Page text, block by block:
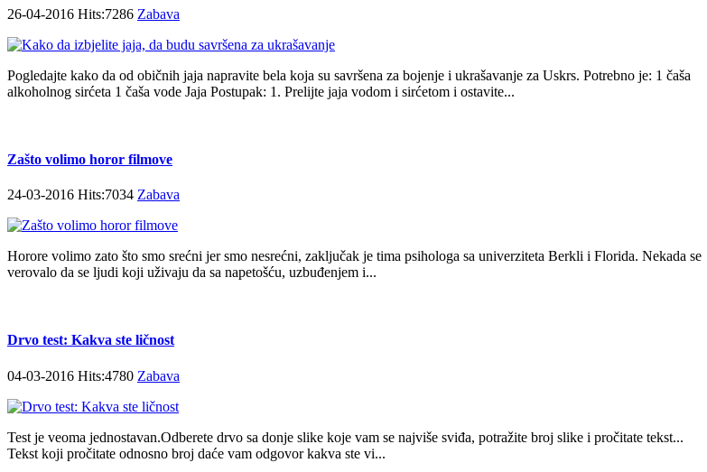
26-04-2016 Hits:7286 Zabava
Pogledajte kako da od običnih jaja napravite bela koja su savršena za bojenje i ukrašavanje za Uskrs. Potrebno je: 1 čaša
alkoholnog sirćeta 1 čaša vode Jaja Postupak: 1. Prelijte jaja vodom i sirćetom i ostavite...
Zašto volimo horor filmove
24-03-2016 Hits:7034 Zabava
Horore volimo zato što smo srećni jer smo nesrećni, zaključak je tima psihologa sa univerziteta Berkli i Florida. Nekada se
verovalo da se ljudi koji uživaju da sa napetošću, uzbuđenjem i...
Drvo test: Kakva ste ličnost
04-03-2016 Hits:4780 Zabava
Test je veoma jednostavan.Odberete drvo sa donje slike koje vam se najviše sviđa, potražite broj slike i pročitate tekst...
Tekst koji pročitate odnosno broj daće vam odgovor kakva ste vi...